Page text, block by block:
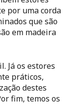
por uma corda
que são
em madeira
Já os estores
práticos,
destes
fim, temos os